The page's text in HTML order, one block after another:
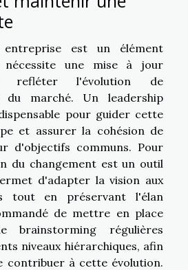
est un élément
nécessite une mise à jour
refléter l'évolution de
du marché. Un leadership
pour guider cette
et assurer la cohésion de
d'objectifs communs. Pour
du changement est un outil
d'adapter la vision aux
tout en préservant l'élan
de mettre en place
brainstorming régulières
niveaux hiérarchiques, afin
contribuer à cette évolution.